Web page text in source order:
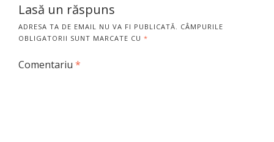
Lasă un răspuns
ADRESA TA DE EMAIL NU VA FI PUBLICATĂ.
CÂMPURILE
OBLIGATORII SUNT MARCATE CU *
Comentariu *